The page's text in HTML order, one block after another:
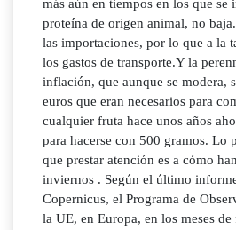
más aún en tiempos en los que se
proteína de origen animal, no
las importaciones, por lo que a la
los gastos de transporte.Y la
inflación, que aunque se modera,
euros que eran necesarios para
cualquier fruta hace unos años
para hacerse con 500 gramos. Lo
que prestar atención es a cómo
inviernos . Según el último
Copernicus, el Programa de
la UE, en Europa, en los meses